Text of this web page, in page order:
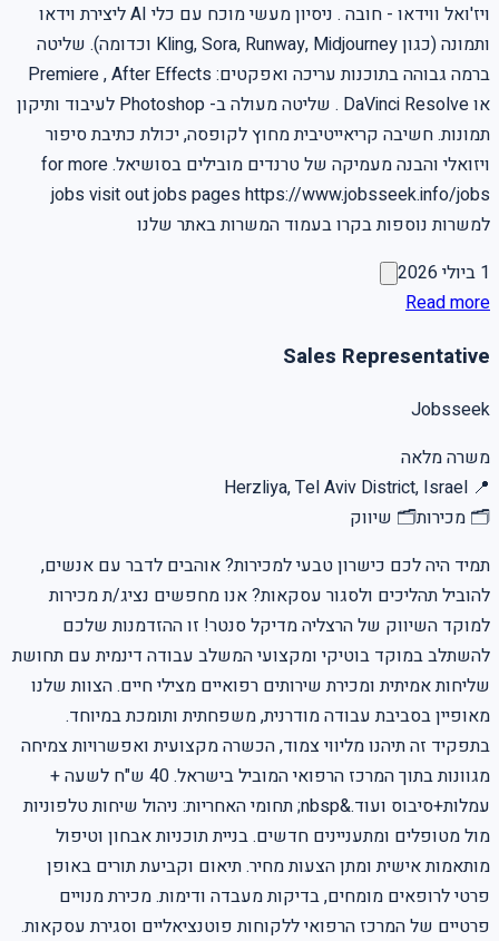
ויז'ואל ווידאו - חובה . ניסיון מעשי מוכח עם כלי AI ליצירת וידאו
ותמונה (כגון Kling, Sora, Runway, Midjourney וכדומה). שליטה
ברמה גבוהה בתוכנות עריכה ואפקטים: Premiere , After Effects
או DaVinci Resolve . שליטה מעולה ב- Photoshop לעיבוד ותיקון
תמונות. חשיבה קריאייטיבית מחוץ לקופסה, יכולת כתיבת סיפור
ויזואלי והבנה מעמיקה של טרנדים מובילים בסושיאל. for more
jobs visit out jobs pages https://www.jobsseek.info/jobs
למשרות נוספות בקרו בעמוד המשרות באתר שלנו
1 ביולי 2026
Read more
Sales Representative
Jobsseek
משרה מלאה
📍
Herzliya, Tel Aviv District, Israel
🗂 מכירות🗂 שיווק
תמיד היה לכם כישרון טבעי למכירות? אוהבים לדבר עם אנשים,
להוביל תהליכים ולסגור עסקאות? אנו מחפשים נציג/ת מכירות
למוקד השיווק של הרצליה מדיקל סנטר! זו ההזדמנות שלכם
להשתלב במוקד בוטיקי ומקצועי המשלב עבודה דינמית עם תחושת
שליחות אמיתית ומכירת שירותים רפואיים מצילי חיים. הצוות שלנו
מאופיין בסביבת עבודה מודרנית, משפחתית ותומכת במיוחד.
בתפקיד זה תיהנו מליווי צמוד, הכשרה מקצועית ואפשרויות צמיחה
מגוונות בתוך המרכז הרפואי המוביל בישראל. 40 ש"ח לשעה +
עמלות+סיבוס ועוד.&nbsp; תחומי האחריות: ניהול שיחות טלפוניות
מול מטופלים ומתעניינים חדשים. בניית תוכניות אבחון וטיפול
מותאמות אישית ומתן הצעות מחיר. תיאום וקביעת תורים באופן
פרטי לרופאים מומחים, בדיקות מעבדה ודימות. מכירת מנויים
פרטיים של המרכז הרפואי ללקוחות פוטנציאליים וסגירת עסקאות.